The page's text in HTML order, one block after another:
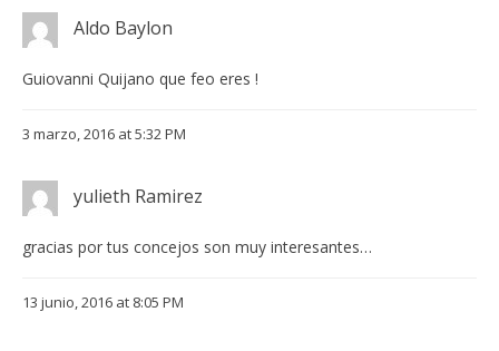
Aldo Baylon
Guiovanni Quijano que feo eres !
3 marzo, 2016 at 5:32 PM
yulieth Ramirez
gracias por tus concejos son muy interesantes…
13 junio, 2016 at 8:05 PM